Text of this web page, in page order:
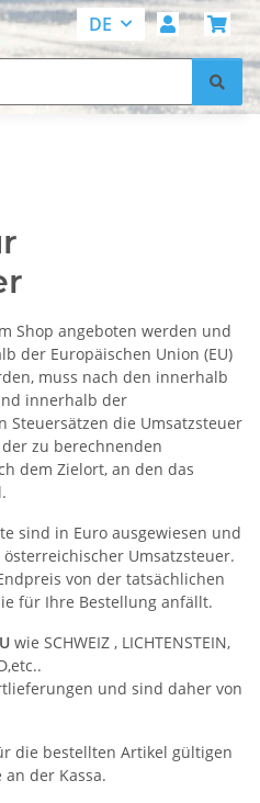
DE
Shop angeboten werden und
der Europäischen Union (EU)
muss nach den innerhalb
innerhalb der
Steuersätzen die Umsatzsteuer
zu berechnenden
dem Zielort, an den das
sind in Euro ausgewiesen und
Umsatzsteuer.
von der tatsächlichen
für Ihre Bestellung anfällt.
wie SCHWEIZ , LICHTENSTEIN,
und sind daher von
die bestellten Artikel gültigen
an der Kassa.